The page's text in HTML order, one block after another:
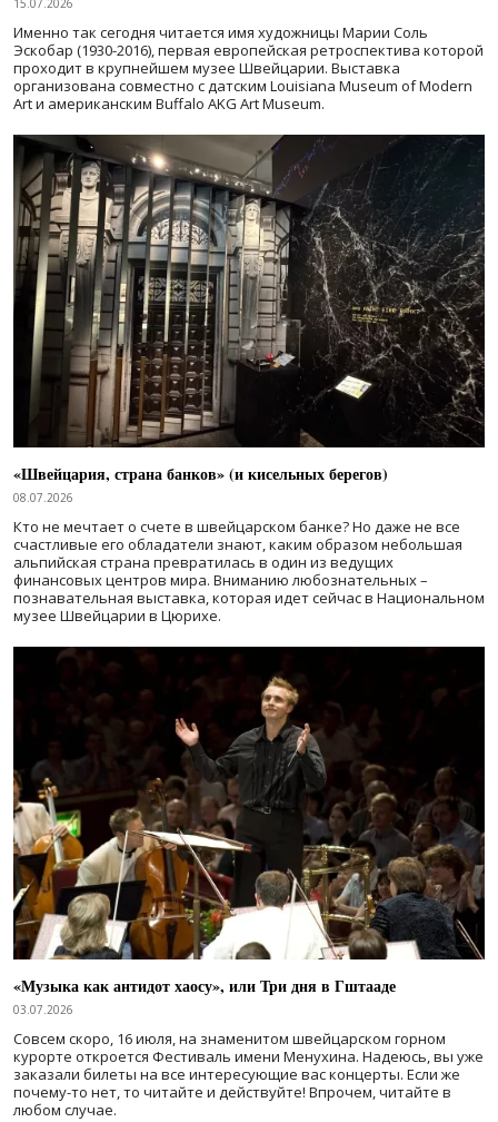
15.07.2026
Именно так сегодня читается имя художницы Марии Соль
Эскобар (1930-2016), первая европейская ретроспектива которой
проходит в крупнейшем музее Швейцарии. Выставка
организована совместно с датским Louisiana Museum of Modern
Art и американским Buffalo AKG Art Museum.
«Швейцария, страна банков» (и кисельных берегов)
08.07.2026
Кто не мечтает о счете в швейцарском банке? Но даже не все
счастливые его обладатели знают, каким образом небольшая
альпийская страна превратилась в один из ведущих
финансовых центров мира. Вниманию любознательных –
познавательная выставка, которая идет сейчас в Национальном
музее Швейцарии в Цюрихе.
«Музыка как антидот хаосу», или Три дня в Гштааде
03.07.2026
Совсем скоро, 16 июля, на знаменитом швейцарском горном
курорте откроется Фестиваль имени Менухина. Надеюсь, вы уже
заказали билеты на все интересующие вас концерты. Если же
почему-то нет, то читайте и действуйте! Впрочем, читайте в
любом случае.